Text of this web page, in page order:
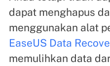
dapat menghapus
menggunakan alat
EaseUS Data
memulihkan data